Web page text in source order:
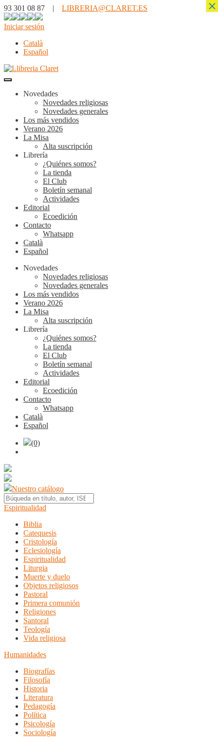
93 301 08 87 | LIBRERIA@CLARET.ES
Iniciar sesión
Català
Español
Novedades
Novedades religiosas
Novedades generales
Los más vendidos
Verano 2026
La Misa
Alta suscripción
Librería
¿Quiénes somos?
La tienda
El Club
Boletín semanal
Actividades
Editorial
Ecoedición
Contacto
Whatsapp
Català
Español
Novedades
Novedades religiosas
Novedades generales
Los más vendidos
Verano 2026
La Misa
Alta suscripción
Librería
¿Quiénes somos?
La tienda
El Club
Boletín semanal
Actividades
Editorial
Ecoedición
Contacto
Whatsapp
Català
Español
(0)
Nuestro catálogo
Espiritualidad
Biblia
Catequesis
Cristología
Eclesiología
Espiritualidad
Liturgia
Muerte y duelo
Objetos religiosos
Pastoral
Primera comunión
Religiones
Santoral
Teología
Vida religiosa
Humanidades
Biografías
Filosofía
Historia
Literatura
Pedagogía
Política
Psicología
Sociología
×